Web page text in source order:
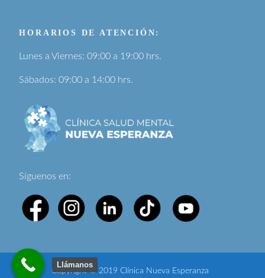
HORARIOS DE ATENCIÓN:
Lunes a Viernes: 09:00 a 19:00 hrs.
Sábados: 09:00 a 14:00 hrs.
Síguenos en:
Copyright © 2019 Clínica Nueva Esperanza
Llámanos